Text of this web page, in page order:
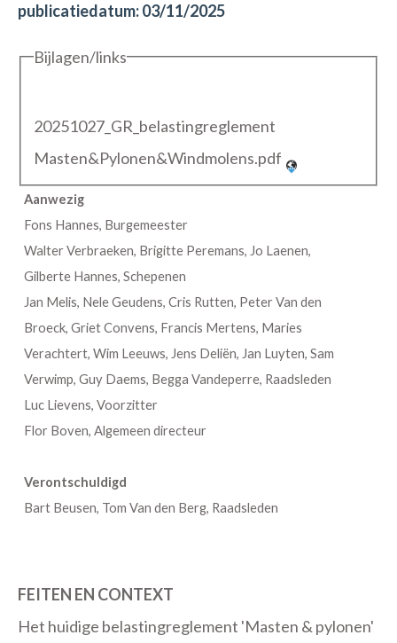
publicatiedatum: 03/11/2025
Bijlagen/links
20251027_GR_belastingreglement
Masten&Pylonen&Windmolens.pdf
Aanwezig
Fons Hannes, Burgemeester
Walter Verbraeken, Brigitte Peremans, Jo Laenen,
Gilberte Hannes, Schepenen
Jan Melis, Nele Geudens, Cris Rutten, Peter Van den
Broeck, Griet Convens, Francis Mertens, Maries
Verachtert, Wim Leeuws, Jens Deliën, Jan Luyten, Sam
Verwimp, Guy Daems, Begga Vandeperre, Raadsleden
Luc Lievens, Voorzitter
Flor Boven, Algemeen directeur
Verontschuldigd
Bart Beusen, Tom Van den Berg, Raadsleden
FEITEN EN CONTEXT
Het huidige belastingreglement 'Masten & pylonen'